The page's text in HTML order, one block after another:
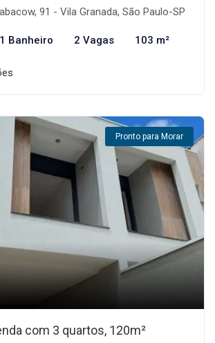
91 - Vila Granada, São Paulo-SP
1 Banheiro 2 Vagas 103 m²
Pronto para Morar
com 3 quartos, 120m²